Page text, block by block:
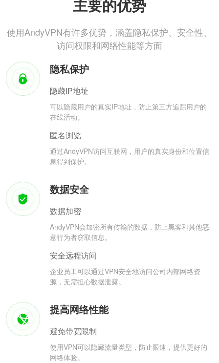
主要的优势
使用AndyVPN有许多优势，涵盖隐私保护、安全性、
访问权限和网络性能等方面
隐私保护
隐藏IP地址
可以隐藏用户的真实IP地址，防止第三方追踪用户的
在线活动。
匿名浏览
通过AndyVPN访问互联网，用户的真实身份和位置信
息得到保护。
数据安全
数据加密
AndyVPN会加密所有传输的数据，防止黑客和其他恶
意行为者窃取信息。
安全远程访问
企业员工可以通过VPN安全地访问公司内部网络资
源，无需担心数据泄露。
提高网络性能
避免带宽限制
使用VPN可以隐藏流量类型，防止限速，提供更好的
网络体验。